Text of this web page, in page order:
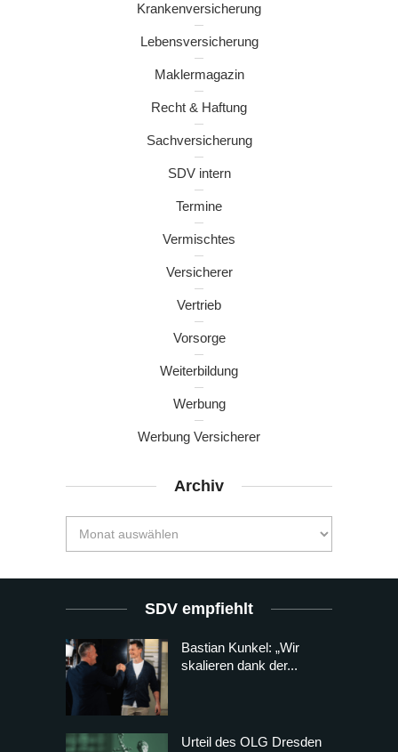
Krankenversicherung
Lebensversicherung
Maklermagazin
Recht & Haftung
Sachversicherung
SDV intern
Termine
Vermischtes
Versicherer
Vertrieb
Vorsorge
Weiterbildung
Werbung
Werbung Versicherer
Archiv
SDV empfiehlt
Bastian Kunkel: „Wir
skalieren dank der...
Urteil des OLG Dresden